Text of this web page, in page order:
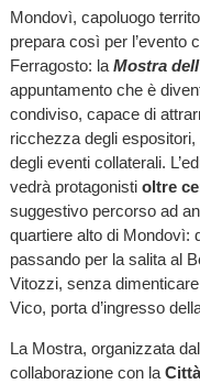
Mondovì, capoluogo
prepara così per l’evento
Ferragosto: la Mostra
appuntamento che è
condiviso, capace di
ricchezza degli
degli eventi collaterali.
vedrà protagonisti oltre
suggestivo percorso ad
quartiere alto di Mondovì:
passando per la salita al
Vitozzi, senza
Vico, porta d’ingresso
La Mostra, organizzata
collaborazione con la